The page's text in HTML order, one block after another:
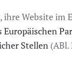
Website im
Stellen (ABl.